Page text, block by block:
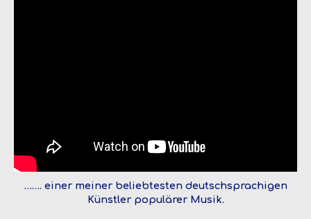
……. einer meiner beliebtesten deutschsprachigen
Künstler populärer Musik.